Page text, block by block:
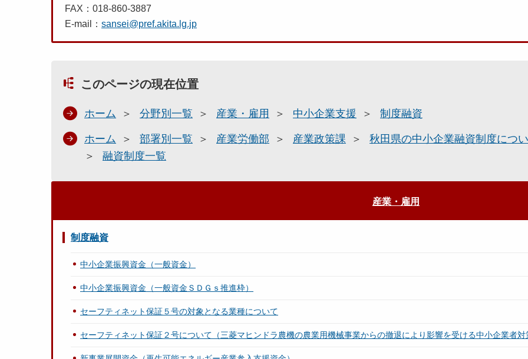
FAX：018-860-3887
E-mail： sansei@pref.akita.lg.jp
このページの現在位置
ホーム 分野別一覧 産業・雇用 中小企業支援 制度融資
ホーム 部署別一覧 産業労働部 産業政策課
秋田県の中小企業融資制度につ
融資制度一覧
産業・雇用
制度融資
中小企業振興資金（一般資金）
中小企業振興資金（一般資金ＳＤＧｓ推進枠）
セーフティネット保証５号の対象となる業種について
セーフティネット保証２号について（三菱マヒンドラ農機の農業用機械事業からの撤退により影響を受ける中小企業者対